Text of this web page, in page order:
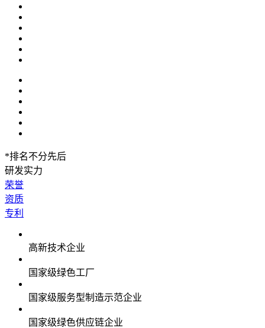
*排名不分先后
研发实力
荣誉
资质
专利
高新技术企业
国家级绿色工厂
国家级服务型制造示范企业
国家级绿色供应链企业